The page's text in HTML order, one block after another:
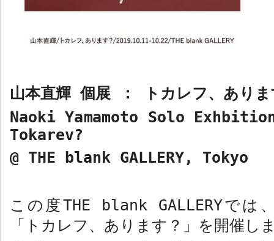
山本直輝 個展 ： トカレフ、ありま
Naoki Yamamoto Solo
Tokarev?
@ THE blank GALLERY, Tokyo
この度THE blank GALLERYでは
「トカレフ、あります？」を開催し